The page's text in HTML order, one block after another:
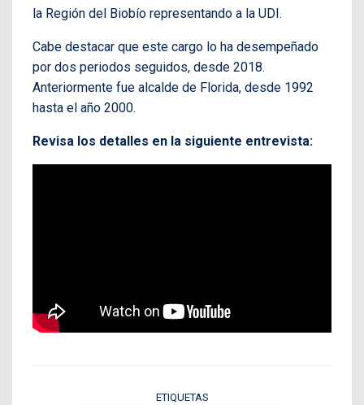
la Región del Biobío representando a la UDI.
Cabe destacar que este cargo lo ha desempeñado
por dos periodos seguidos, desde 2018.
Anteriormente fue alcalde de Florida, desde 1992
hasta el año 2000.
Revisa los detalles en la siguiente entrevista:
ETIQUETAS